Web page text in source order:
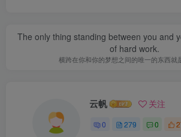
Work hard in silence, let success
在沉默中努力，让成功自己发声
这家伙很懒，什么都没有